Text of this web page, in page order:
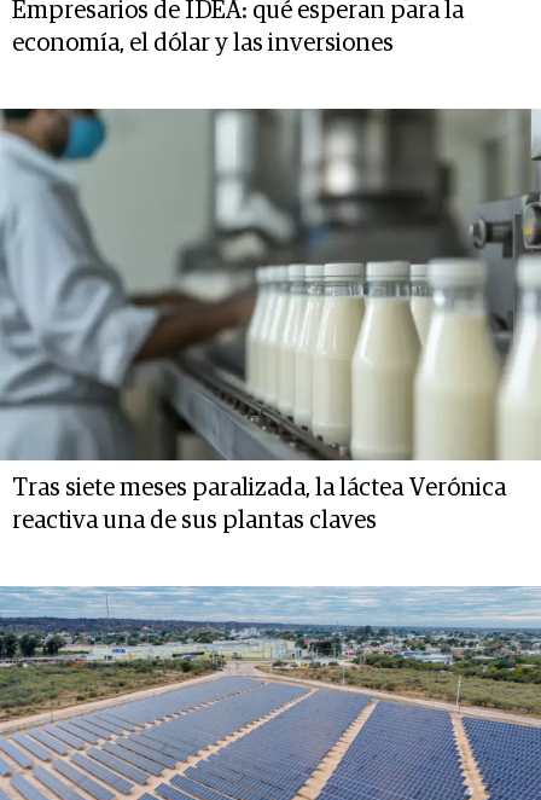
Empresarios de IDEA: qué esperan para la
economía, el dólar y las inversiones
Tras siete meses paralizada, la láctea Verónica
reactiva una de sus plantas claves